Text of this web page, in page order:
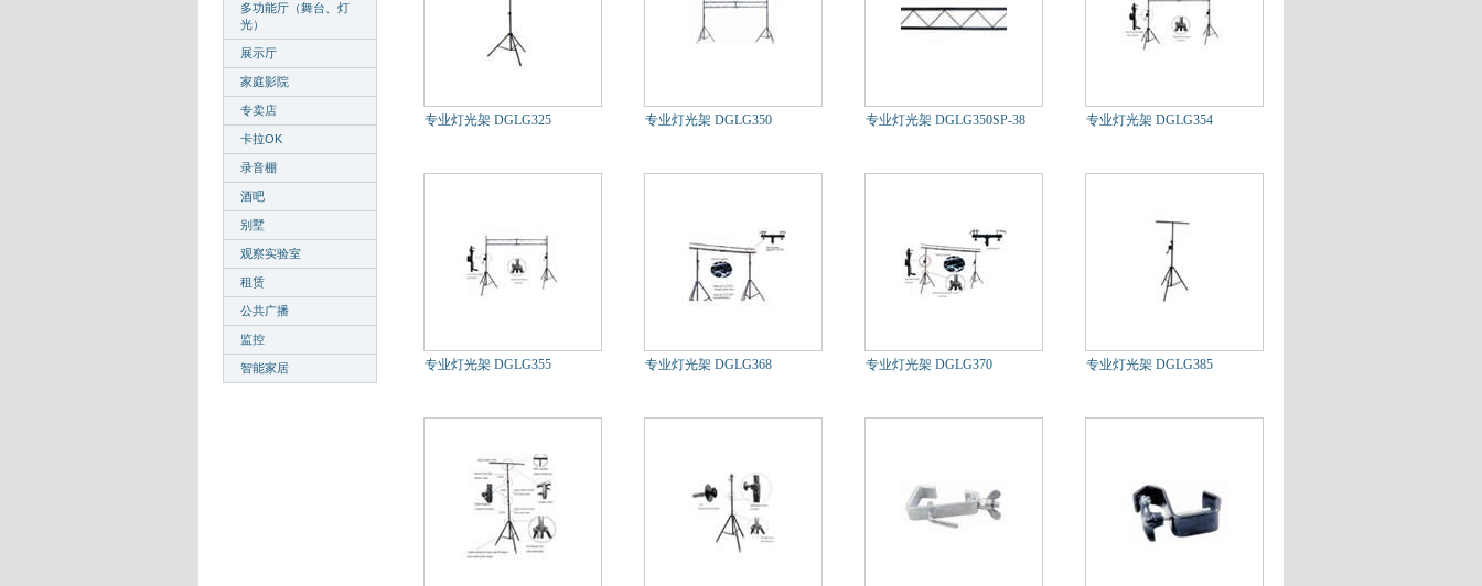
多功能厅（舞台、灯
光）
展示厅
家庭影院
专卖店
卡拉OK
录音棚
酒吧
别墅
观察实验室
租赁
公共广播
监控
智能家居
专业灯光架 DGLG325 专业灯光架 DGLG350 专业灯光架 DGLG350SP-38 专业灯光架 DGLG354
专业灯光架 DGLG355 专业灯光架 DGLG368 专业灯光架 DGLG370 专业灯光架 DGLG385